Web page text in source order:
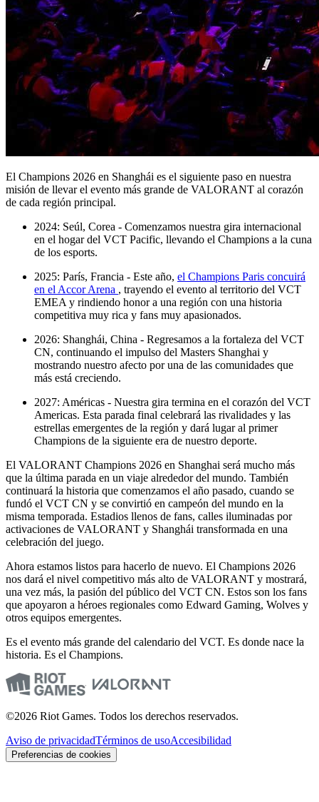
El Champions 2026 en Shanghái es el siguiente paso en nuestra
misión de llevar el evento más grande de VALORANT al corazón
de cada región principal.
2024: Seúl, Corea - Comenzamos nuestra gira internacional
en el hogar del VCT Pacific, llevando el Champions a la cuna
de los esports.
2025: París, Francia - Este año, el Champions Paris concuirá
en el Accor Arena , trayendo el evento al territorio del VCT
EMEA y rindiendo honor a una región con una historia
competitiva muy rica y fans muy apasionados.
2026: Shanghái, China - Regresamos a la fortaleza del VCT
CN, continuando el impulso del Masters Shanghai y
mostrando nuestro afecto por una de las comunidades que
más está creciendo.
2027: Américas - Nuestra gira termina en el corazón del VCT
Americas. Esta parada final celebrará las rivalidades y las
estrellas emergentes de la región y dará lugar al primer
Champions de la siguiente era de nuestro deporte.
El VALORANT Champions 2026 en Shanghai será mucho más
que la última parada en un viaje alrededor del mundo. También
continuará la historia que comenzamos el año pasado, cuando se
fundó el VCT CN y se convirtió en campeón del mundo en la
misma temporada. Estadios llenos de fans, calles iluminadas por
activaciones de VALORANT y Shanghái transformada en una
celebración del juego.
Ahora estamos listos para hacerlo de nuevo. El Champions 2026
nos dará el nivel competitivo más alto de VALORANT y mostrará,
una vez más, la pasión del público del VCT CN. Estos son los fans
que apoyaron a héroes regionales como Edward Gaming, Wolves y
otros equipos emergentes.
Es el evento más grande del calendario del VCT. Es donde nace la
historia. Es el Champions.
©2026 Riot Games. Todos los derechos reservados.
Aviso de privacidadTérminos de usoAccesibilidad
Preferencias de cookies